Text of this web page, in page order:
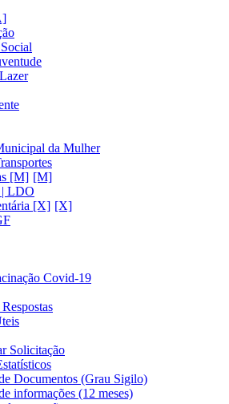
da Mulher
[M]
LDO
[X]
Covid-19
Solicitação
Documentos (Grau Sigilo)
informações (12 meses)